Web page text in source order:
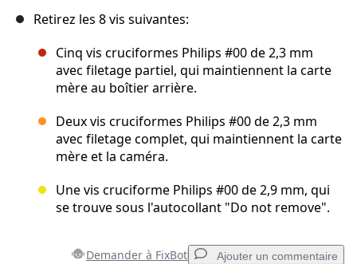
Retirez les 8 vis suivantes:
Cinq vis cruciformes Philips #00 de 2,3 mm
avec filetage partiel, qui maintiennent la carte
mère au boîtier arrière.
Deux vis cruciformes Philips #00 de 2,3 mm
avec filetage complet, qui maintiennent la carte
mère et la caméra.
Une vis cruciforme Philips #00 de 2,9 mm, qui
se trouve sous l'autocollant "Do not remove".
Demander à FixBot Ajouter un commentaire